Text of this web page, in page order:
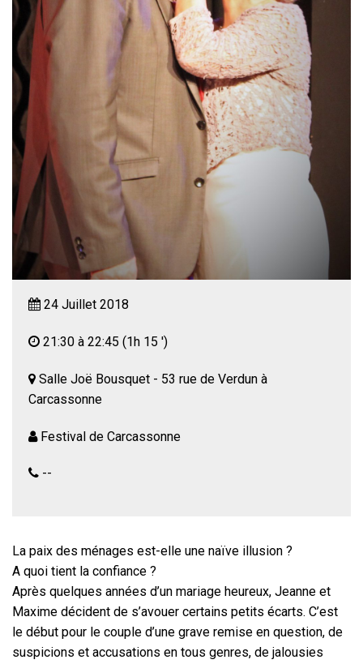
24 Juillet 2018
21:30 à 22:45 (1h 15 ')
Salle Joë Bousquet - 53 rue de Verdun à
Carcassonne
Festival de Carcassonne
--
La paix des ménages est-elle une naïve illusion ?
A quoi tient la confiance ?
Après quelques années d’un mariage heureux, Jeanne et
Maxime décident de s’avouer certains petits écarts. C’est
le début pour le couple d’une grave remise en question, de
suspicions et accusations en tous genres, de jalousies